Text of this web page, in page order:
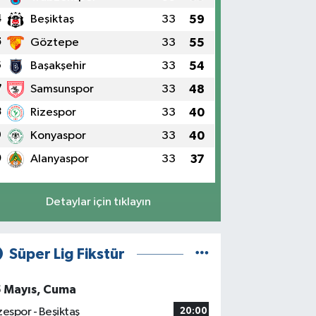
Beşiktaş 33 59
Göztepe 33 55
Başakşehir 33 54
Samsunspor 33 48
Rizespor 33 40
Konyaspor 33 40
Alanyaspor 33 37
Detaylar için tıklayın
Süper Lig Fikstür
Mayıs, Cuma
- Beşiktaş
20:00